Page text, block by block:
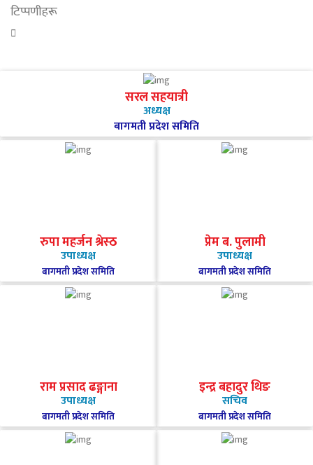
टिप्पणीहरू
सरल सहयात्री
अध्यक्ष
बागमती प्रदेश समिति
रुपा महर्जन श्रेस्ठ
उपाध्यक्ष
बागमती प्रदेश समिति
प्रेम ब. पुलामी
उपाध्यक्ष
बागमती प्रदेश समिति
राम प्रसाद ढङ्गाना
उपाध्यक्ष
बागमती प्रदेश समिति
इन्द्र बहादुर थिङ
सचिव
बागमती प्रदेश समिति